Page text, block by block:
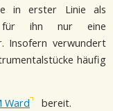
in erster Linie als
für ihn nur eine
Insofern verwundert
häufig
Ward bereit.